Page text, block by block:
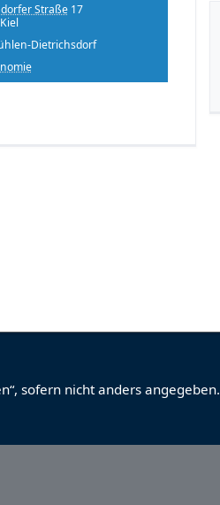
Straße17
Dietrichsdorf
, sofern nicht anders angegeben.